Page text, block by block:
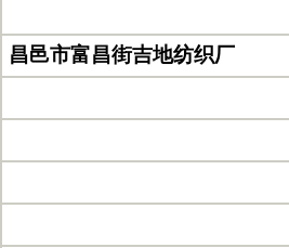
昌邑市富昌街吉地纺织厂